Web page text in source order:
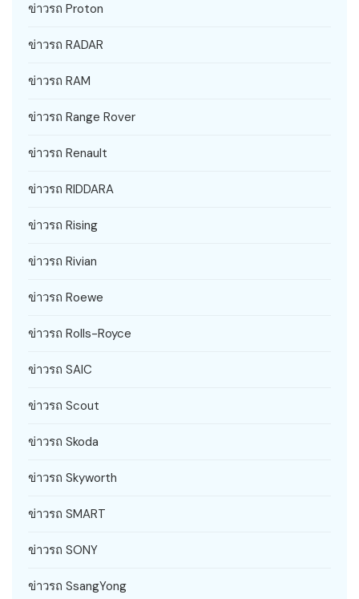
ข่าวรถ Proton
ข่าวรถ RADAR
ข่าวรถ RAM
ข่าวรถ Range Rover
ข่าวรถ Renault
ข่าวรถ RIDDARA
ข่าวรถ Rising
ข่าวรถ Rivian
ข่าวรถ Roewe
ข่าวรถ Rolls-Royce
ข่าวรถ SAIC
ข่าวรถ Scout
ข่าวรถ Skoda
ข่าวรถ Skyworth
ข่าวรถ SMART
ข่าวรถ SONY
ข่าวรถ SsangYong